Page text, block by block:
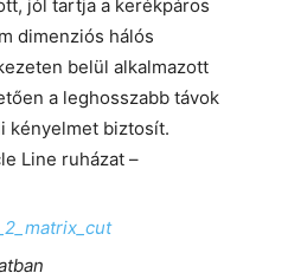
jól tartja a kerékpáros
dimenziós hálós
belül alkalmazott
a leghosszabb távok
kényelmet biztosít.
Line ruházat –